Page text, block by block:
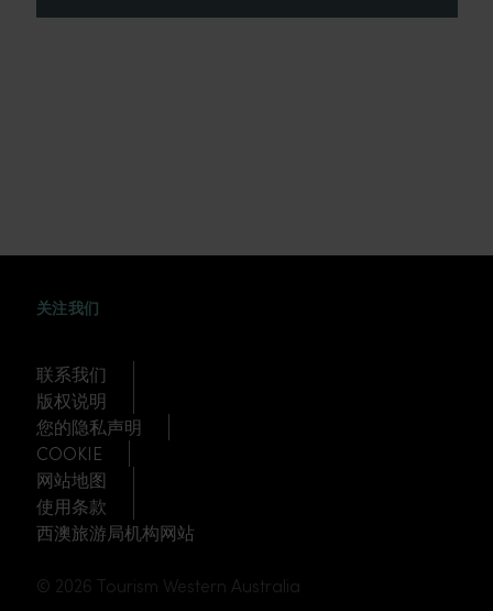
关注我们
联系我们
版权说明
您的隐私声明
COOKIE
网站地图
使用条款
西澳旅游局机构网站
© 2026 Tourism Western Australia